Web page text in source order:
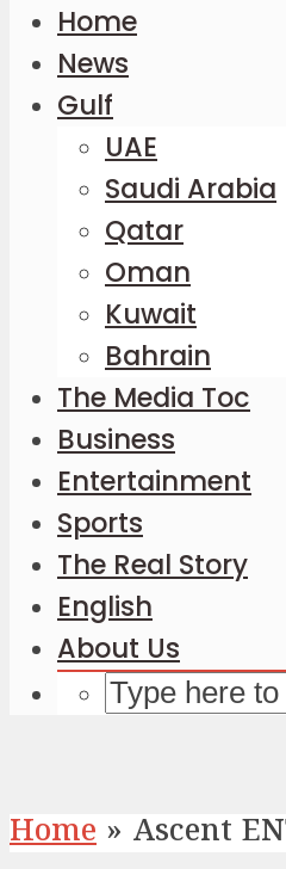
Home
News
Gulf
UAE
Saudi Arabia
Qatar
Oman
Kuwait
Bahrain
The Media Toc
Business
Entertainment
Sports
The Real Story
English
About Us
Home » Ascent